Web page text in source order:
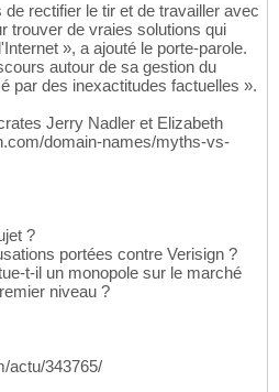
rectifier le tir et de travailler avec
trouver de vraies solutions qui
», a ajouté le porte-parole.
autour de sa gestion du
par des inexactitudes factuelles ».
Jerry Nadler et Elizabeth
domain-names/myths-vs-
?
portées contre Verisign ?
t-il un monopole sur le marché
niveau ?
actu/343765/